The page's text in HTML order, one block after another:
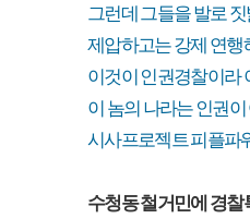
그런데 그들을 발로
제압하고는 강제 연행
이것이 인권경찰이라
이 놈의 나라는 인권
시사프로젝트 피플파
수청동 철거민에 경찰